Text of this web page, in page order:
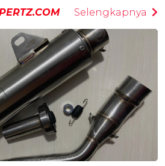
Selengkapnya